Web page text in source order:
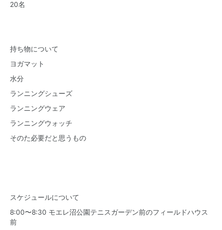
20名
持ち物について
ヨガマット
水分
ランニングシューズ
ランニングウェア
ランニングウォッチ
そのた必要だと思うもの
スケジュールについて
8:00〜8:30 モエレ沼公園テニスガーデン前のフィールドハウス
前